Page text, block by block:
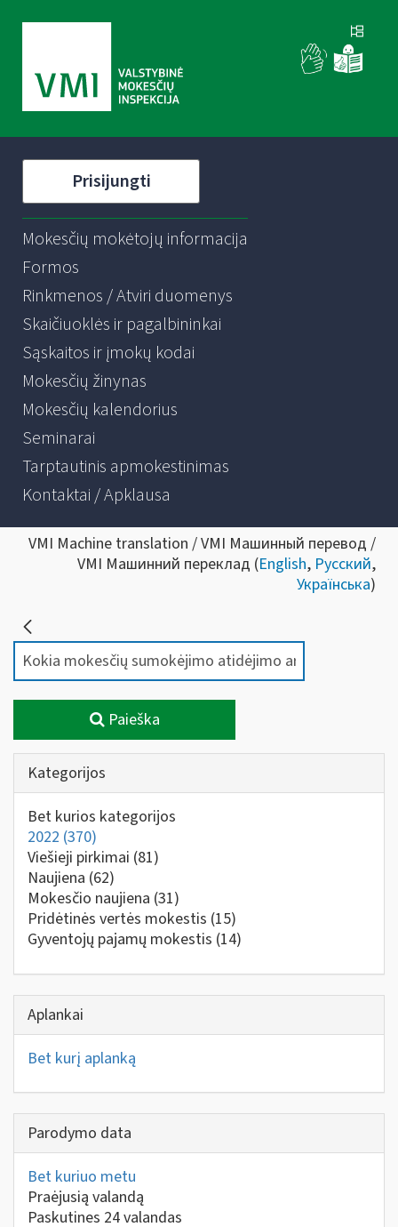
Prisijungti
Mokesčių mokėtojų informacija
Formos
Rinkmenos / Atviri duomenys
Skaičiuoklės ir pagalbininkai
Sąskaitos ir įmokų kodai
Mokesčių žinynas
Mokesčių kalendorius
Seminarai
Tarptautinis apmokestinimas
Kontaktai / Apklausa
VMI Machine translation / VMI Машинный перевод /
VMI Машинний переклад (English, Русский,
Українська)
Paieška
Kategorijos
Bet kurios kategorijos
2022 (370)
Viešieji pirkimai (81)
Naujiena (62)
Mokesčio naujiena (31)
Pridėtinės vertės mokestis (15)
Gyventojų pajamų mokestis (14)
Aplankai
Bet kurį aplanką
Parodymo data
Bet kuriuo metu
Praėjusią valandą
Paskutines 24 valandas